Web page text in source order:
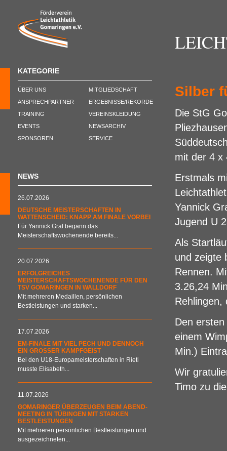
KATEGORIE
ÜBER UNS
ANSPRECHPARTNER
TRAINING
EVENTS
SPONSOREN
MITGLIEDSCHAFT
ERGEBNISSE/REKORDE
VEREINSKLEIDUNG
NEWSARCHIV
SERVICE
NEWS
26.07.2026
DEUTSCHE MEISTERSCHAFTEN IN
WATTENSCHEID: KNAPP AM FINALE VORBEI
Für Yannick Graf begann das
Meisterschaftswochenende bereits...
20.07.2026
ERFOLGREICHES
MEISTERSCHAFTSWOCHENENDE FÜR DEN
TSV GOMARINGEN IN WALLDORF
Mit mehreren Medaillen, persönlichen
Bestleistungen und starken...
17.07.2026
EM-FINALE MIT VIEL PECH UND DENNOCH
EIN GROSSER KAMPFGEIST
Bei den U18-Europameisterschaften in Rieti
musste Elisabeth...
11.07.2026
GOMARINGER ÜBERZEUGEN BEIM ABEND-
MEETING IN TÜBINGEN MIT STARKEN
BESTLEISTUNGEN
Mit mehreren persönlichen Bestleistungen und
ausgezeichneten...
Silber
Die StG
mit der 4 x
Erstmals
Yannick
Jugend U
Als
und zeigte
Rennen.
3.26,24
Rehlingen,
Den
einem
Min.)
Wir
Timo zu